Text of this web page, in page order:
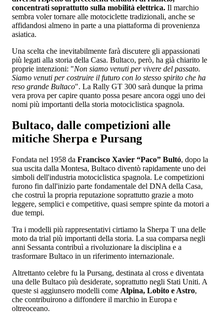
concentrati soprattutto sulla mobilità elettrica. Il marchio
sembra voler tornare alle motociclette tradizionali, anche se
affidandosi almeno in parte a una piattaforma di provenienza
asiatica.
Una scelta che inevitabilmente farà discutere gli appassionati
più legati alla storia della Casa. Bultaco, però, ha già chiarito le
proprie intenzioni: "Non siamo venuti per vivere del passato.
Siamo venuti per costruire il futuro con lo stesso spirito che ha
reso grande Bultaco". La Rally GT 300 sarà dunque la prima
vera prova per capire quanto possa pesare ancora oggi uno dei
nomi più importanti della storia motociclistica spagnola.
Bultaco, dalle competizioni alle
mitiche Sherpa e Pursang
Fondata nel 1958 da Francisco Xavier “Paco” Bultó, dopo la
sua uscita dalla Montesa, Bultaco diventò rapidamente uno dei
simboli dell'industria motociclistica spagnola. Le competizioni
furono fin dall'inizio parte fondamentale del DNA della Casa,
che costruì la propria reputazione soprattutto grazie a moto
leggere, semplici e competitive, quasi sempre spinte da motori a
due tempi.
Tra i modelli più rappresentativi cirtiamo la Sherpa T una delle
moto da trial più importanti della storia. La sua comparsa negli
anni Sessanta contribuì a rivoluzionare la disciplina e a
trasformare Bultaco in un riferimento internazionale.
Altrettanto celebre fu la Pursang, destinata al cross e diventata
una delle Bultaco più desiderate, soprattutto negli Stati Uniti. A
queste si aggiunsero modelli come Alpina, Lobito e Astro,
che contribuirono a diffondere il marchio in Europa e
oltreoceano.